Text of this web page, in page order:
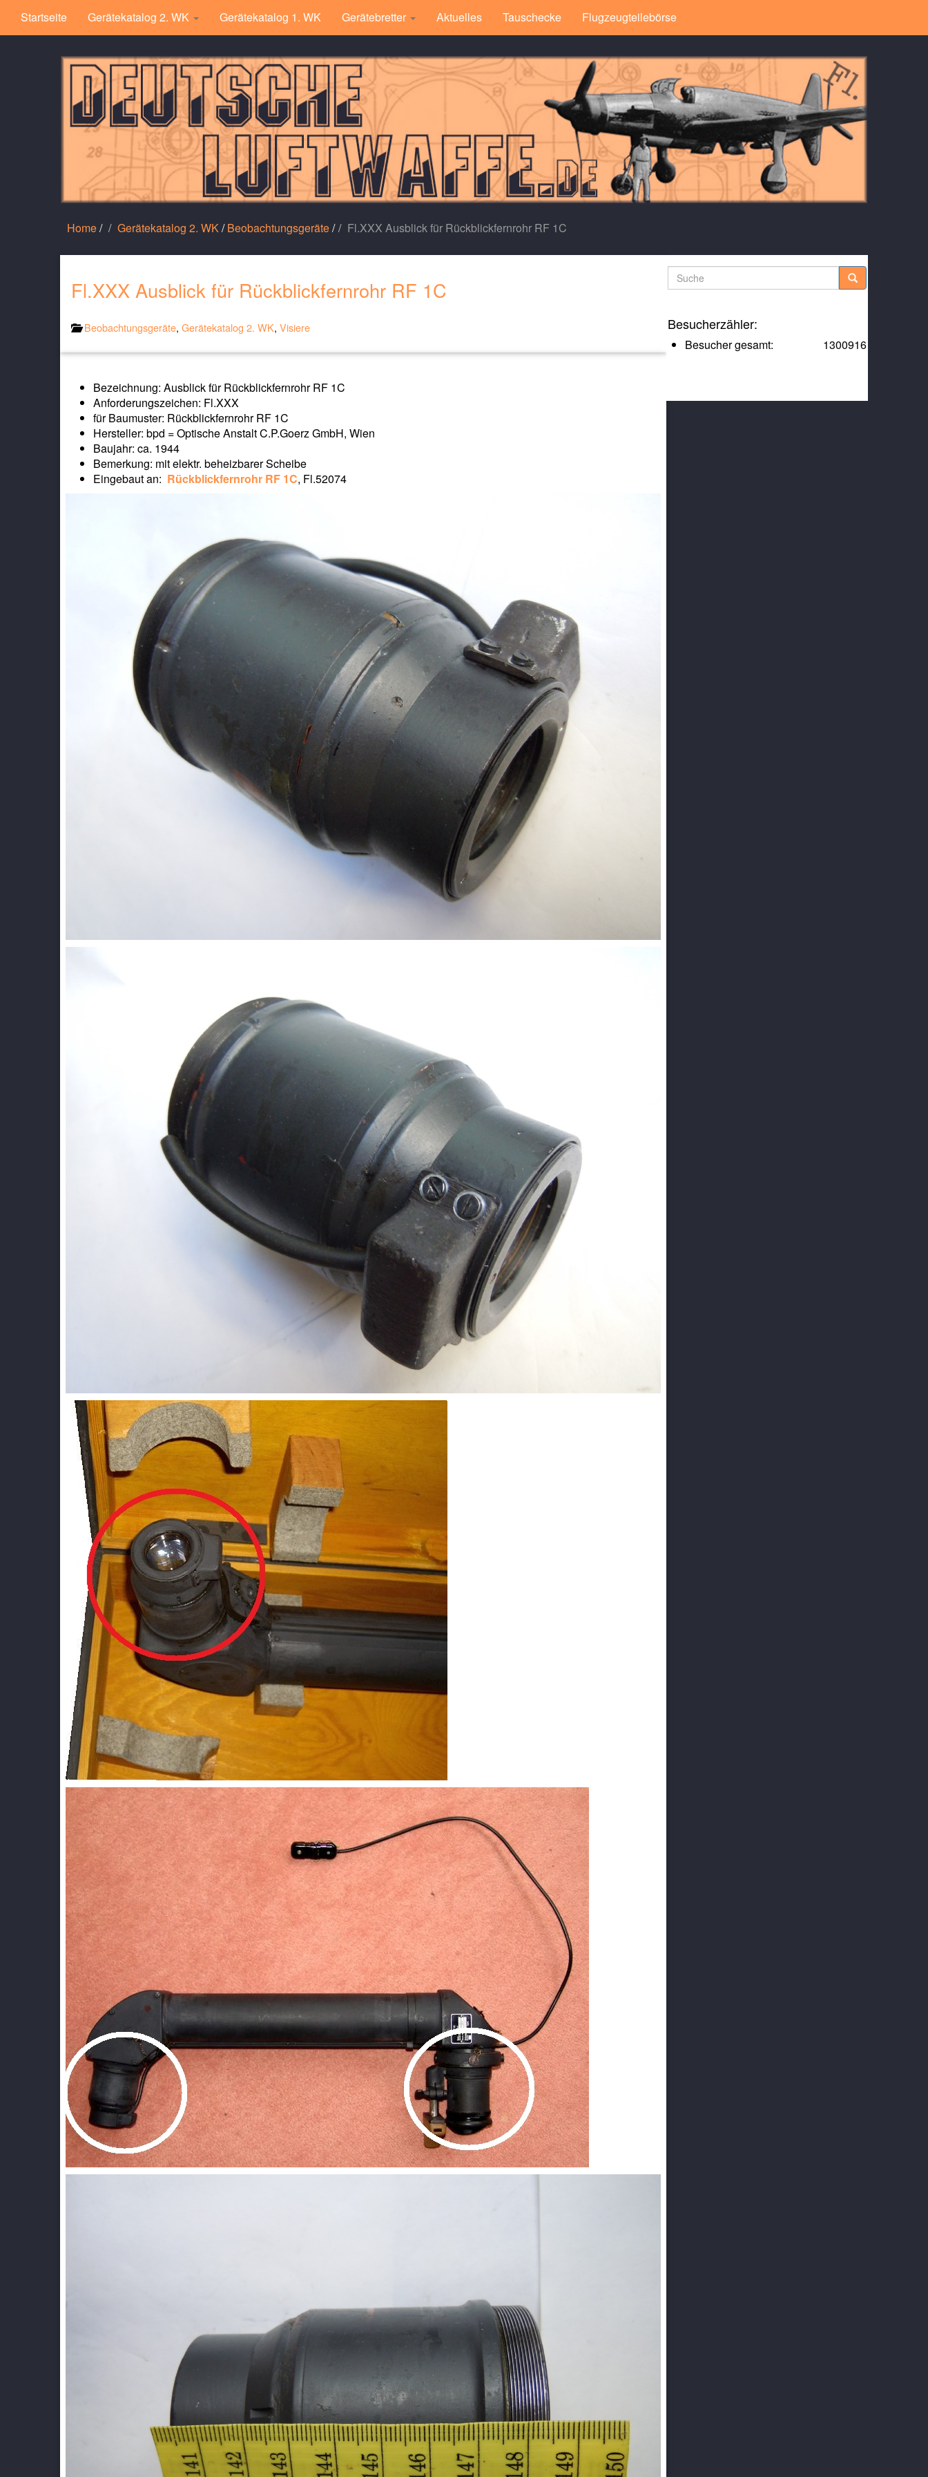
Startseite Gerätekatalog 2. WK Gerätekatalog 1. WK Gerätebretter Aktuelles Tauschecke Flugzeugteilebörse
Home/ Gerätekatalog 2. WK /Beobachtungsgeräte/ Fl.XXX Ausblick für Rückblickfernrohr RF 1C
Fl.XXX Ausblick für Rückblickfernrohr RF 1C
Beobachtungsgeräte, Gerätekatalog 2. WK, Visiere
Bezeichnung: Ausblick für Rückblickfernrohr RF 1C
Anforderungszeichen: Fl.XXX
für Baumuster: Rückblickfernrohr RF 1C
Hersteller: bpd = Optische Anstalt C.P.Goerz GmbH, Wien
Baujahr: ca. 1944
Bemerkung: mit elektr. beheizbarer Scheibe
Eingebaut an: Rückblickfernrohr RF 1C, Fl.52074
Suche
Besucherzähler:
1300916
Besucher gesamt: